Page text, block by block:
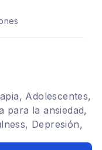
Adolescentes,
para la ansiedad,
Depresión,